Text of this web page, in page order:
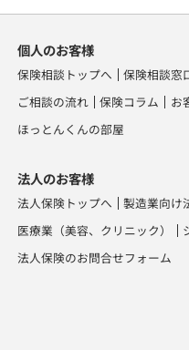
個人のお客様
保険相談トップへ 保険相談窓
ご相談の流れ
保険コラム お
ほっとんくんの部屋
法人のお客様
法人保険トップへ 製造業向け
医療業（美容、クリニック）
法人保険のお問合せフォーム